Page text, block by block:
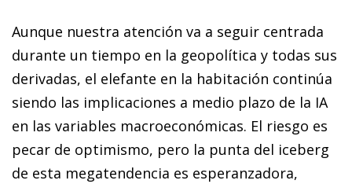
Aunque nuestra atención va a seguir centrada
durante un tiempo en la geopolítica y todas sus
derivadas, el elefante en la habitación continúa
siendo las implicaciones a medio plazo de la IA
en las variables macroeconómicas. El riesgo es
pecar de optimismo, pero la punta del iceberg
de esta megatendencia es esperanzadora,